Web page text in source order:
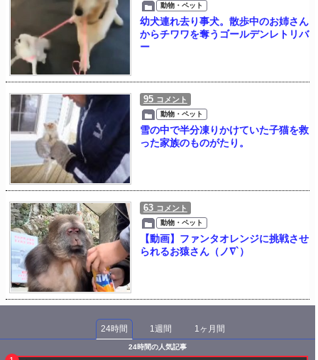
動物・ペット
幼犬連れ去り事犬。散歩中のお姉さん
からチワワを奪うゴールデンレトリバ
ー
95 コメント
動物・ペット
雪の中で半分凍りかけていた子猫を救
った家族のものがたり。
63 コメント
動物・ペット
【動画】ファンタオレンジに挑戦させ
られるお猿さん（ノ∇`）
24時間 1週間 1ヶ月間
24時間の人気記事